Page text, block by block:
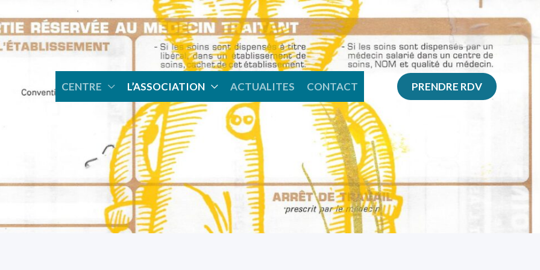
CENTRE L’ASSOCIATION ACTUALITES CONTACT PRENDRE RDV